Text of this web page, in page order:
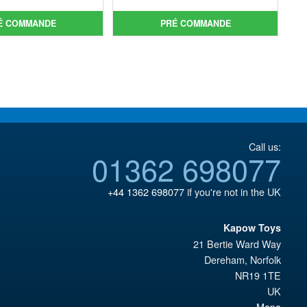
était :
€79.90.
actuel
est :
COMMANDE
était :
€86.05.
actuel
est :
PRÉ COMMANDE
Call us:
01362 698077
+44 1362 698077if you're not in the UK
Kapow Toys
21 Bertie Ward Way
Dereham, Norfolk
NR19 1TE
UK